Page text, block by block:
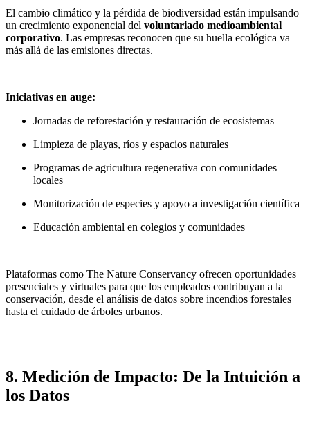
El cambio climático y la pérdida de biodiversidad están impulsando
un crecimiento exponencial del voluntariado medioambiental
corporativo. Las empresas reconocen que su huella ecológica va
más allá de las emisiones directas.
Iniciativas en auge:
Jornadas de reforestación y restauración de ecosistemas
Limpieza de playas, ríos y espacios naturales
Programas de agricultura regenerativa con comunidades
locales
Monitorización de especies y apoyo a investigación científica
Educación ambiental en colegios y comunidades
Plataformas como The Nature Conservancy ofrecen oportunidades
presenciales y virtuales para que los empleados contribuyan a la
conservación, desde el análisis de datos sobre incendios forestales
hasta el cuidado de árboles urbanos.
8. Medición de Impacto: De la Intuición a
los Datos